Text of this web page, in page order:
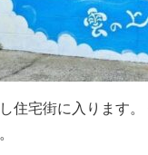
住宅街に入ります